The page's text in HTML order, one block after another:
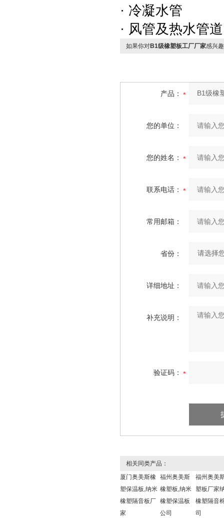
· 冷凝水管
· 风管及热水管道
如果你对B1级橡塑板工厂厂家感兴
产品：
您的单位：
您的姓名：
联系电话：
常用邮箱：
省份：
详细地址：
补充说明：
验证码：
相关同类产品：
厦门奥美斯橡
塑保温板,纳米
橡塑隔音板厂
家
福州奥美斯
橡塑板,纳米
橡塑保温板
公司
福州奥美
塑板厂家
橡塑隔音
司